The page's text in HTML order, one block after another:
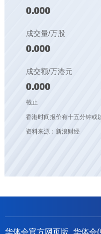
0.000
成交量/万股
0.000
成交额/万港元
0.000
截止
香港时间报价有十五分钟或
资料来源：新浪财经
华体会官方网页版_华体会